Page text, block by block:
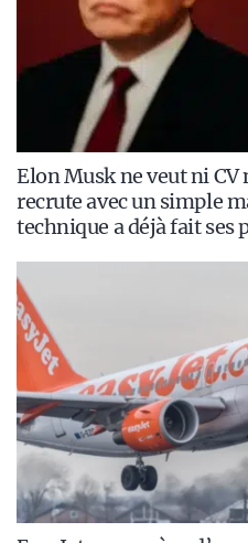
Elon Musk ne veut ni
recrute avec un simple
technique a déjà fait ses